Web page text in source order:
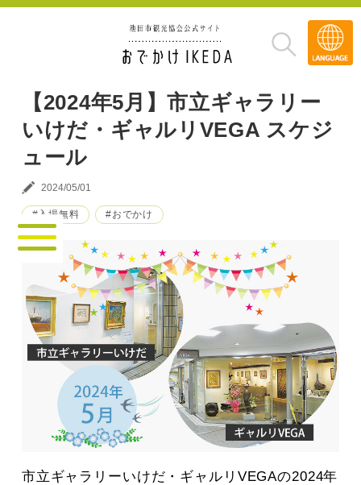
【2024年5月】市立ギャラリー
いけだ・ギャルリVEGA スケジ
ュール
2024/05/01
#入場無料 #おでかけ
市立ギャラリーいけだ・ギャルリVEGAの2024年
»